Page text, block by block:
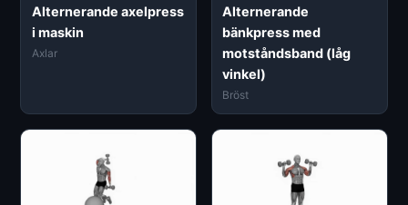
Alternerande axelpress
i maskin
Axlar
Alternerande
bänkpress med
motståndsband (låg
vinkel)
Bröst